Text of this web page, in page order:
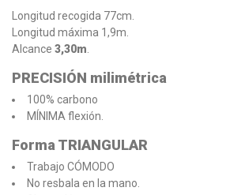
Longitud recogida 77cm.
Longitud máxima 1,9m.
Alcance 3,30m.
PRECISIÓN milimétrica
100% carbono
MÍNIMA flexión.
Forma TRIANGULAR
Trabajo CÓMODO
No resbala en la mano.